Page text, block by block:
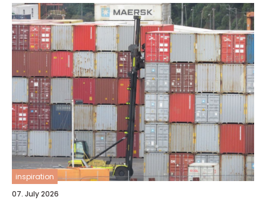
inspiration
07. July 2026